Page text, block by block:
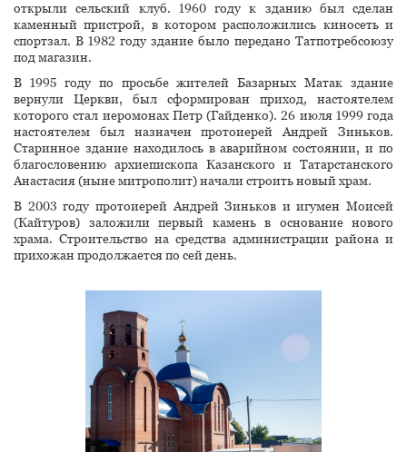
открыли сельский клуб. 1960 году к зданию был сделан
каменный пристрой, в котором расположились киносеть и
спортзал. В 1982 году здание было передано Татпотребсоюзу
под магазин.
В 1995 году по просьбе жителей Базарных Матак здание
вернули Церкви, был сформирован приход, настоятелем
которого стал иеромонах Петр (Гайденко). 26 июля 1999 года
настоятелем был назначен протоиерей Андрей Зиньков.
Старинное здание находилось в аварийном состоянии, и по
благословению архиепископа Казанского и Татарстанского
Анастасия (ныне митрополит) начали строить новый храм.
В 2003 году протоиерей Андрей Зиньков и игумен Моисей
(Кайтуров) заложили первый камень в основание нового
храма. Строительство на средства администрации района и
прихожан продолжается по сей день.